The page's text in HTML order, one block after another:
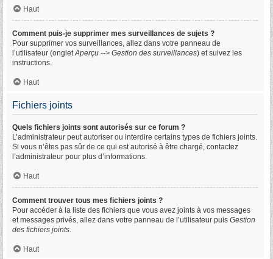
Haut
Comment puis-je supprimer mes surveillances de sujets ?
Pour supprimer vos surveillances, allez dans votre panneau de
l’utilisateur (ongletAperçu --> Gestion des surveillances) et suivez les
instructions.
Haut
Fichiers joints
Quels fichiers joints sont autorisés sur ce forum ?
L’administrateur peut autoriser ou interdire certains types de fichiers joints.
Si vous n’êtes pas sûr de ce qui est autorisé à être chargé, contactez
l’administrateur pour plus d’informations.
Haut
Comment trouver tous mes fichiers joints ?
Pour accéder à la liste des fichiers que vous avez joints à vos messages
et messages privés, allez dans votre panneau de l’utilisateur puis Gestion
des fichiers joints.
Haut